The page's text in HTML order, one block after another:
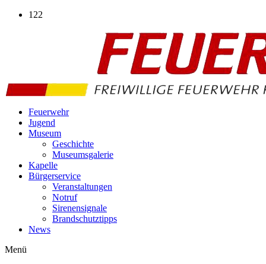
Zum
122
Feuerwehr
Jugend
Museum
Geschichte
Museumsgalerie
Kapelle
Bürgerservice
Veranstaltungen
Notruf
Sirenensignale
Brandschutztipps
News
Menü